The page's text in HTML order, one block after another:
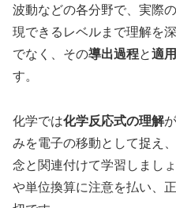
波動などの各分野で、実際
現できるレベルまで理解を
でなく、その導出過程と適
す。
化学では化学反応式の理解
みを電子の移動として捉え
念と関連付けて学習しまし
や単位換算に注意を払い、